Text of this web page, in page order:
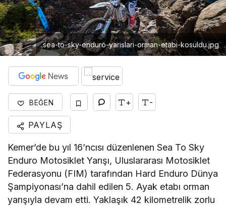
sea-to-sky-enduro-yarislari-orman-etabi-kosuldu.jpg
BEĞEN + -
PAYLAŞ
Kemer’de bu yıl 16’ncısı düzenlenen Sea To Sky
Enduro Motosiklet Yarışı, Uluslararası Motosiklet
Federasyonu (FIM) tarafından Hard Enduro Dünya
Şampiyonası’na dahil edilen 5. Ayak etabı orman
yarışıyla devam etti. Yaklaşık 42 kilometrelik zorlu